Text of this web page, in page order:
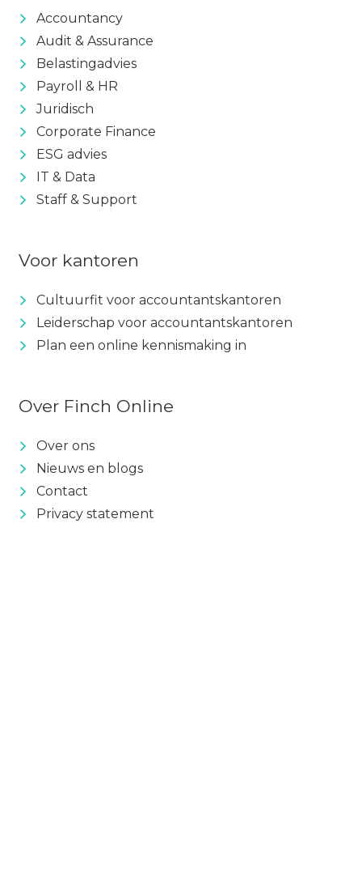
Accountancy
Audit & Assurance
Belastingadvies
Payroll & HR
Juridisch
Corporate Finance
ESG advies
IT & Data
Staff & Support
Voor kantoren
Cultuurfit voor accountantskantoren
Leiderschap voor accountantskantoren
Plan een online kennismaking in
Over Finch Online
Over ons
Nieuws en blogs
Contact
Privacy statement